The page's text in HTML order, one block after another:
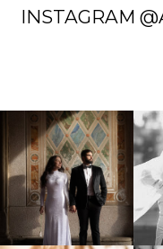
INSTAGRAM